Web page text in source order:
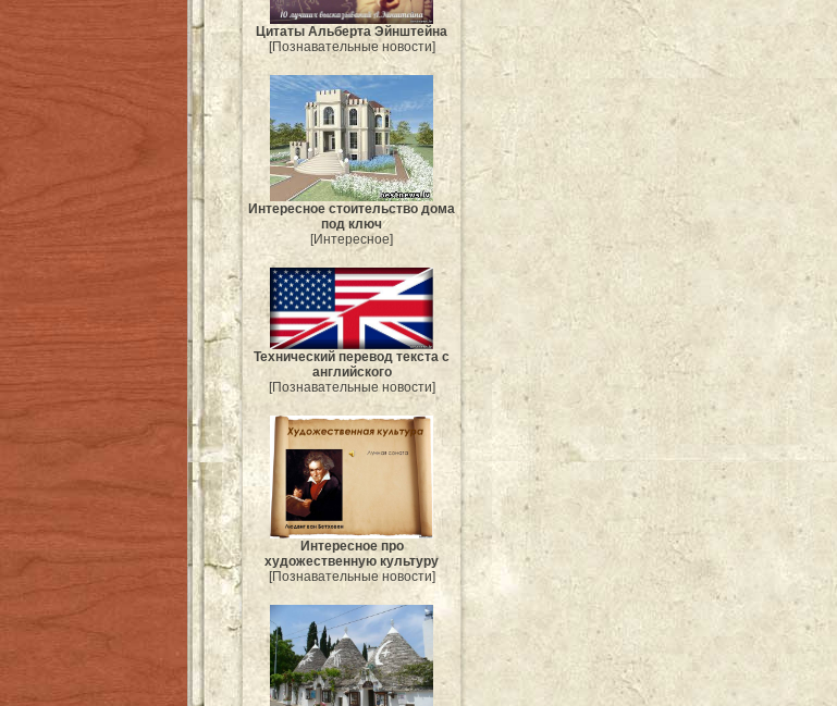
Цитаты Альберта Эйнштейна
[Познавательные новости]
Интересное стоительство дома
под ключ
[Интересное]
Технический перевод текста с
английского
[Познавательные новости]
Интересное про
художественную культуру
[Познавательные новости]